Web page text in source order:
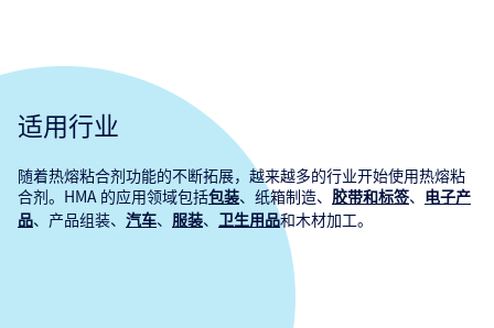
适用行业
随着热熔粘合剂功能的不断拓展，越来越多的行业开始使用热熔粘
合剂。HMA 的应用领域包括包装、纸箱制造、 胶带和标签、
电子产
品、产品组装、 汽车、 服装、 卫生用品和木材加工。